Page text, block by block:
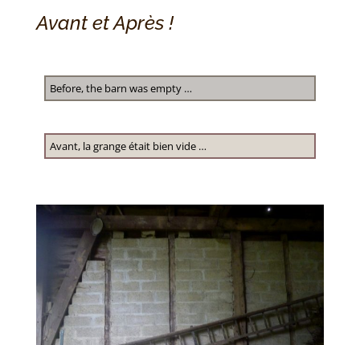
Avant et Après !
Before, the barn was empty …
Avant, la grange était bien vide …